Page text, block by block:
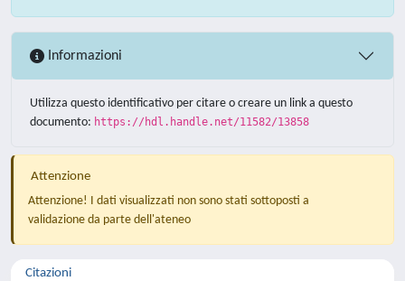
Informazioni
Utilizza questo identificativo per citare o creare un link a questo
documento: https://hdl.handle.net/11582/13858
Attenzione
Attenzione! I dati visualizzati non sono stati sottoposti a
validazione da parte dell'ateneo
Citazioni